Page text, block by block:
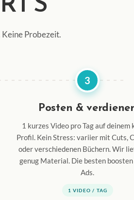
Probezeit.
3
Posten &
1 kurzes Video pro Tag auf deinem
Profil. Kein Stress: variier mit Cuts,
oder verschiedenen Büchern. Wir
genug Material. Die besten
Ads.
1 VIDEO / TAG